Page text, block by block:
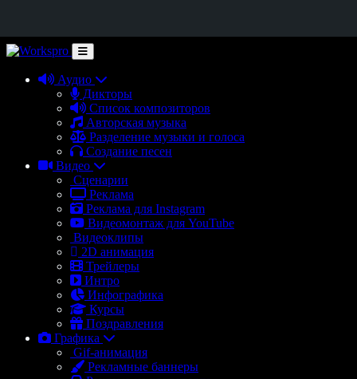
Аудио
Дикторы
Список композиторов
Авторская музыка
Разделение музыки и голоса
Создание песен
Видео
Сценарии
Реклама
Реклама для Instagram
Видеомонтаж для YouTube
Видеоклипы
2D анимация
Трейлеры
Интро
Инфографика
Курсы
Поздравления
Графика
Gif-анимация
Рекламные баннеры